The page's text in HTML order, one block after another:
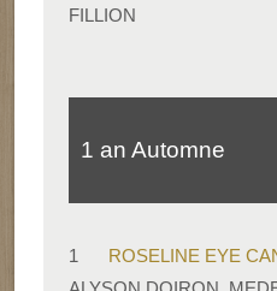
FILLION
1 an Automne
1
ROSELINE EYE